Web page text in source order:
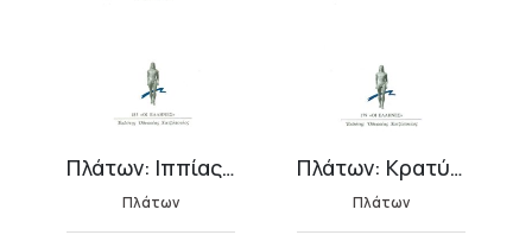
Πλάτων: Ιππίας Μείζων, Ιππίας Ελάσσων
Πλάτων
Πλάτων: Κρατύλος
Πλάτων